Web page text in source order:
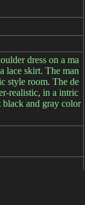
dress on a ma
lace skirt. The man
style room. The de
realistic, in a intric
black and gray color